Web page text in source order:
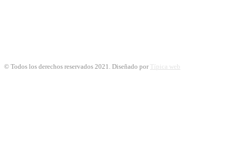
© Todos los derechos reservados 2021. Diseñado por Típica web